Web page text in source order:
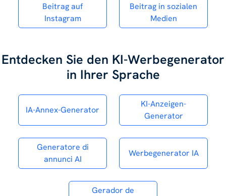
Beitrag auf
Instagram
Beitrag in sozialen
Medien
Entdecken Sie den KI-Werbegenerator
in Ihrer Sprache
IA-Annex-Generator
KI-Anzeigen-
Generator
Generatore di
annunci AI
Werbegenerator IA
Gerador de